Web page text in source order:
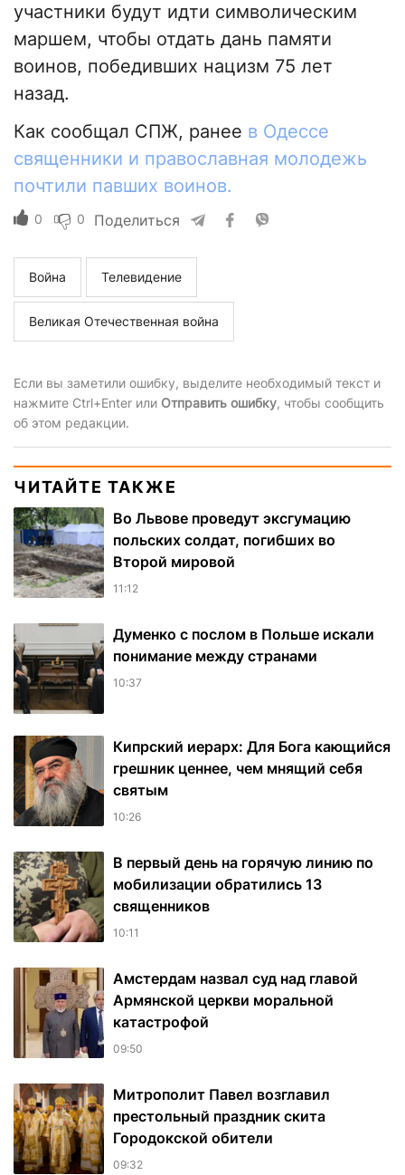
участники будут идти символическим
маршем, чтобы отдать дань памяти
воинов, победивших нацизм 75 лет
назад.
Как сообщал СПЖ, ранее в Одессе
священники и православная молодежь
почтили павших воинов.
0 0 Поделиться
Война Телевидение
Великая Отечественная война
Если вы заметили ошибку, выделите необходимый текст и
нажмите Ctrl+Enter или Отправить ошибку, чтобы сообщить
об этом редакции.
ЧИТАЙТЕ ТАКЖЕ
Во Львове проведут эксгумацию
польских солдат, погибших во
Второй мировой
11:12
Думенко с послом в Польше искали
понимание между странами
10:37
Кипрский иерарх: Для Бога кающийся
грешник ценнее, чем мнящий себя
святым
10:26
В первый день на горячую линию по
мобилизации обратились 13
священников
10:11
Амстердам назвал суд над главой
Армянской церкви моральной
катастрофой
09:50
Митрополит Павел возглавил
престольный праздник скита
Городокской обители
09:32